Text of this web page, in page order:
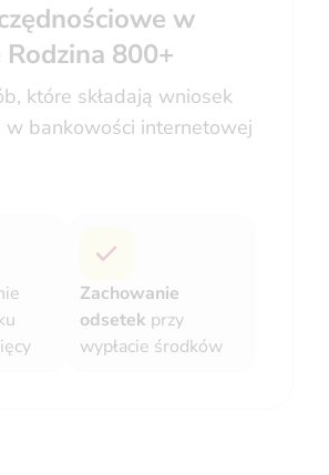
w
800+
które składają wniosek
w bankowości internetowej
Zachowanie
odsetek przy
wypłacie środków